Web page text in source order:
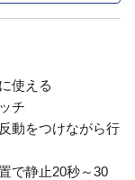
使える
チ
動をつけながら行
で静止20秒～30